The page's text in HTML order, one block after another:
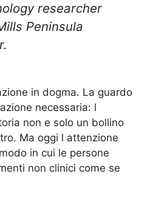
researcher
Peninsula
in dogma. La guardo
necessaria: l
non e solo un bollino
Ma oggi l attenzione
in cui le persone
non clinici come se